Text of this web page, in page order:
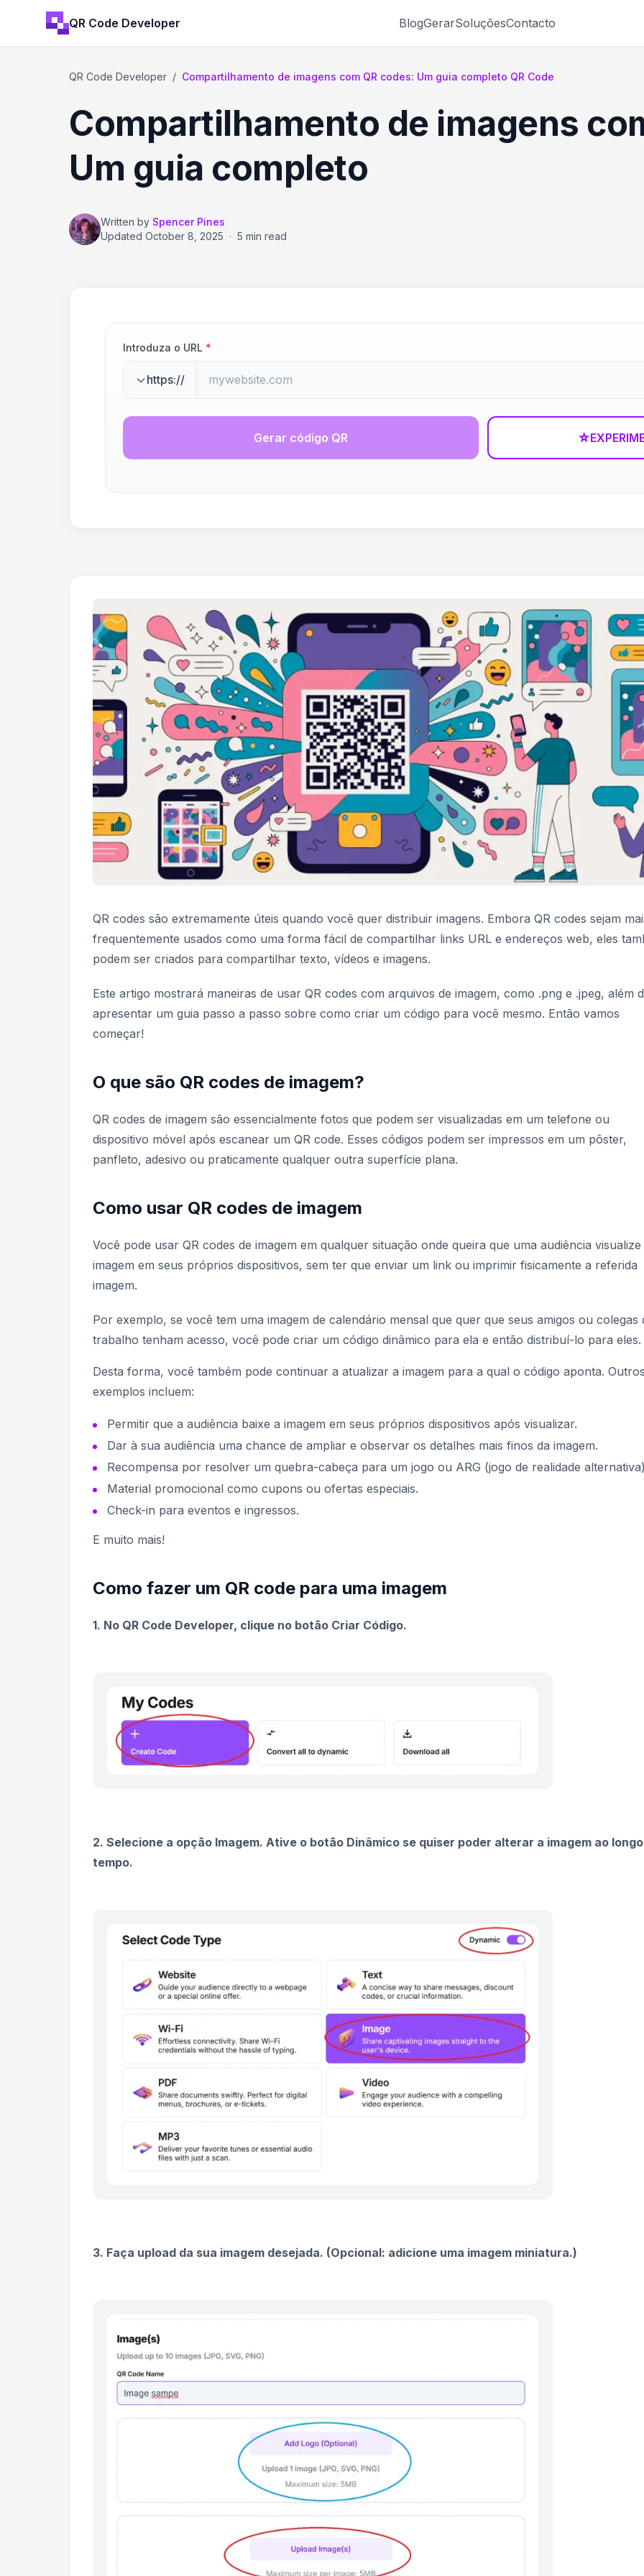
QR Code Developer BlogGerarSoluçõesContacto
QR Code Developer / Compartilhamento de imagens com QR codes: Um guia completo QR Code
Compartilhamento de imagens
Um guia completo
Written by Spencer Pines
Updated October 8, 2025 · 5 min read
Introduza o URL *
https://
Gerar código QR ☆
QR codes são extremamente úteis quando você quer distribuir imagens. Embora QR codes sejam
frequentemente usados como uma forma fácil de compartilhar links URL e endereços web, eles
podem ser criados para compartilhar texto, vídeos e imagens.
Este artigo mostrará maneiras de usar QR codes com arquivos de imagem, como .png e .jpeg, além
apresentar um guia passo a passo sobre como criar um código para você mesmo. Então vamos
começar!
O que são QR codes de imagem?
QR codes de imagem são essencialmente fotos que podem ser visualizadas em um telefone ou
dispositivo móvel após escanear um QR code. Esses códigos podem ser impressos em um pôster,
panfleto, adesivo ou praticamente qualquer outra superfície plana.
Como usar QR codes de imagem
Você pode usar QR codes de imagem em qualquer situação onde queira que uma audiência visualize
imagem em seus próprios dispositivos, sem ter que enviar um link ou imprimir fisicamente a referida
imagem.
Por exemplo, se você tem uma imagem de calendário mensal que quer que seus amigos ou colegas
trabalho tenham acesso, você pode criar um código dinâmico para ela e então distribuí-lo para eles.
Desta forma, você também pode continuar a atualizar a imagem para a qual o código aponta.
exemplos incluem:
Permitir que a audiência baixe a imagem em seus próprios dispositivos após visualizar.
Dar à sua audiência uma chance de ampliar e observar os detalhes mais finos da imagem.
Recompensa por resolver um quebra-cabeça para um jogo ou ARG (jogo de realidade
Material promocional como cupons ou ofertas especiais.
Check-in para eventos e ingressos.
E muito mais!
Como fazer um QR code para uma imagem
1. No QR Code Developer, clique no botão Criar Código.
2. Selecione a opção Imagem. Ative o botão Dinâmico se quiser poder alterar a imagem ao
tempo.
3. Faça upload da sua imagem desejada. (Opcional: adicione uma imagem miniatura.)